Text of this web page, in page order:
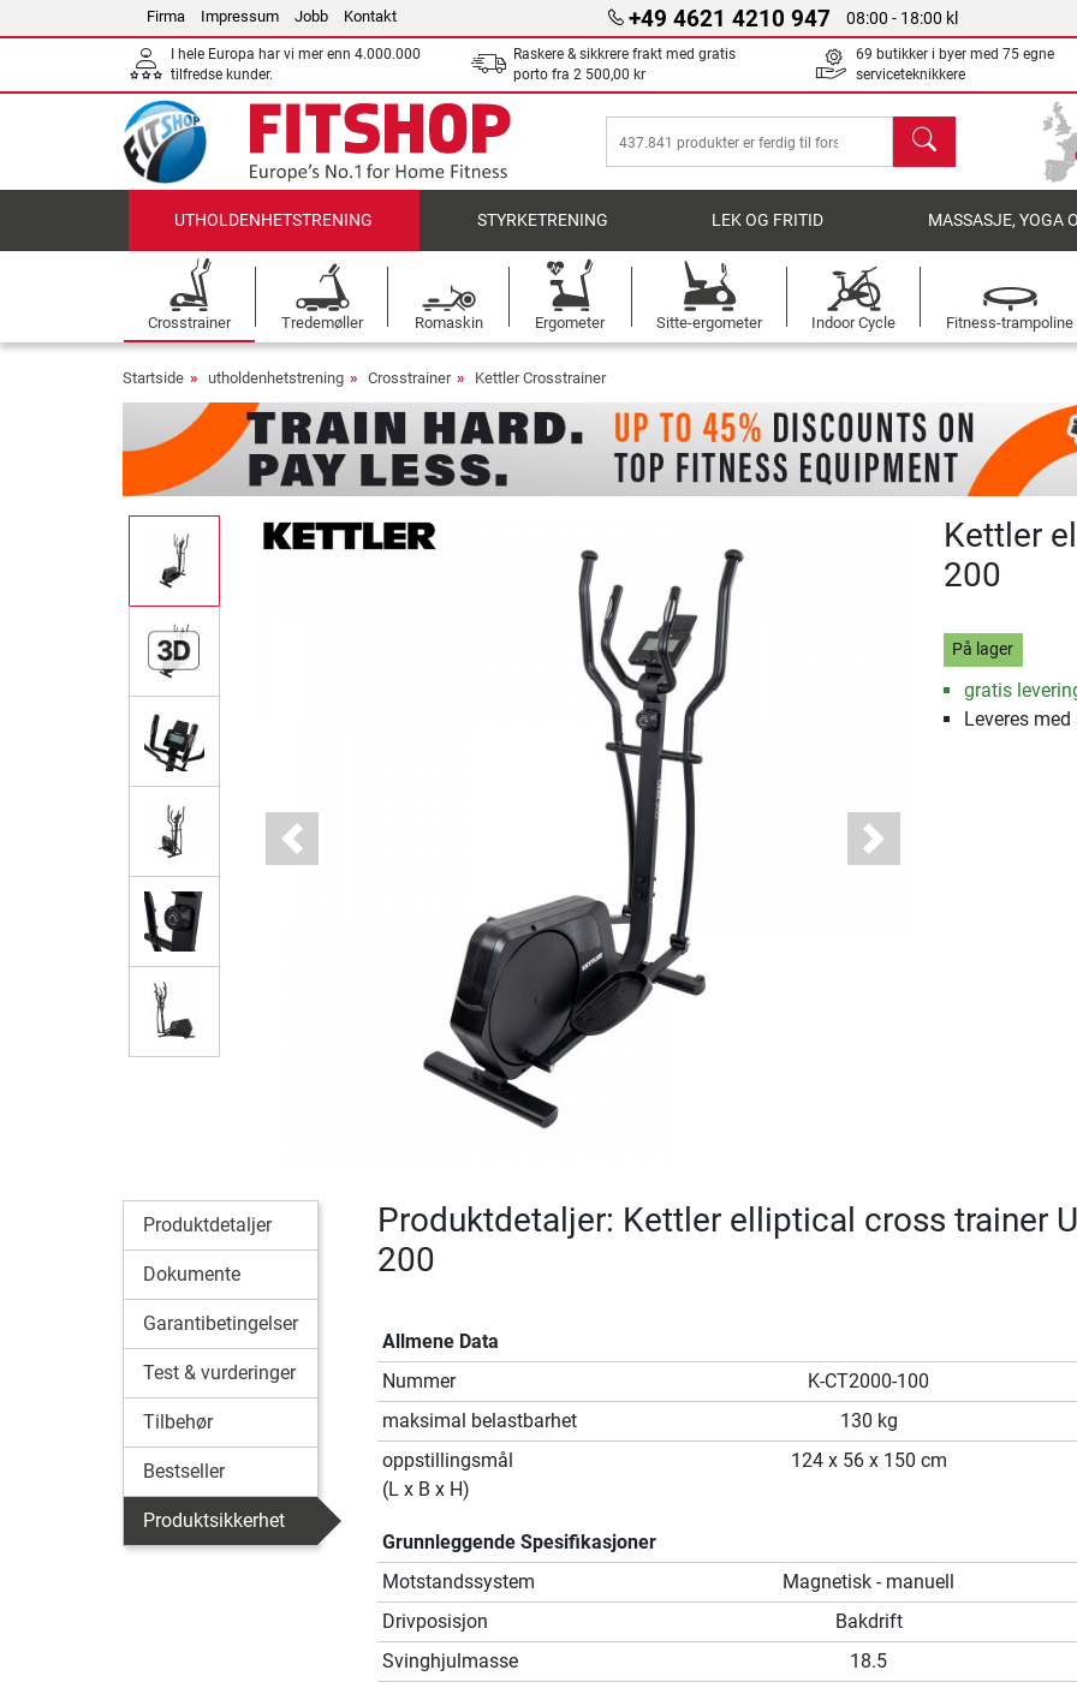
Firma Impressum Jobb Kontakt +49 4621 4210 947 08:00 - 18:00 kl
I hele Europa har vi mer enn 4.000.000
tilfredse kunder.
Raskere & sikkrere frakt med gratis
porto fra 2 500,00 kr
69 butikker i byer med 75 egne
serviceteknikkere
søk
UTHOLDENHETSTRENING STYRKETRENING LEK OG FRITID MASSASJE, YOGA
Crosstrainer Tredemøller Romaskin Ergometer Sitte-ergometer Indoor Cycle Fitness-trampoline
Startside utholdenhetstrening Crosstrainer Kettler Crosstrainer
Previous Next
Kettler
200
På lager
gratis
Leveres
Produktdetaljer
Dokumente
Garantibetingelser
Test & vurderinger
Tilbehør
Bestseller
Produktsikkerhet
Produktdetaljer: Kettler elliptical cross trainer
200
Allmene Data
Nummer
K-CT2000-100
maksimal belastbarhet
130 kg
oppstillingsmål
(L x B x H)
124 x 56 x 150 cm
Grunnleggende Spesifikasjoner
Motstandssystem
Magnetisk - manuell
Drivposisjon
Bakdrift
Svinghjulmasse
18.5